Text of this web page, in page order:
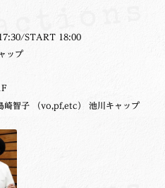
START 18:00
ップ
崎智子 （vo,pf,etc） 池川キャップ